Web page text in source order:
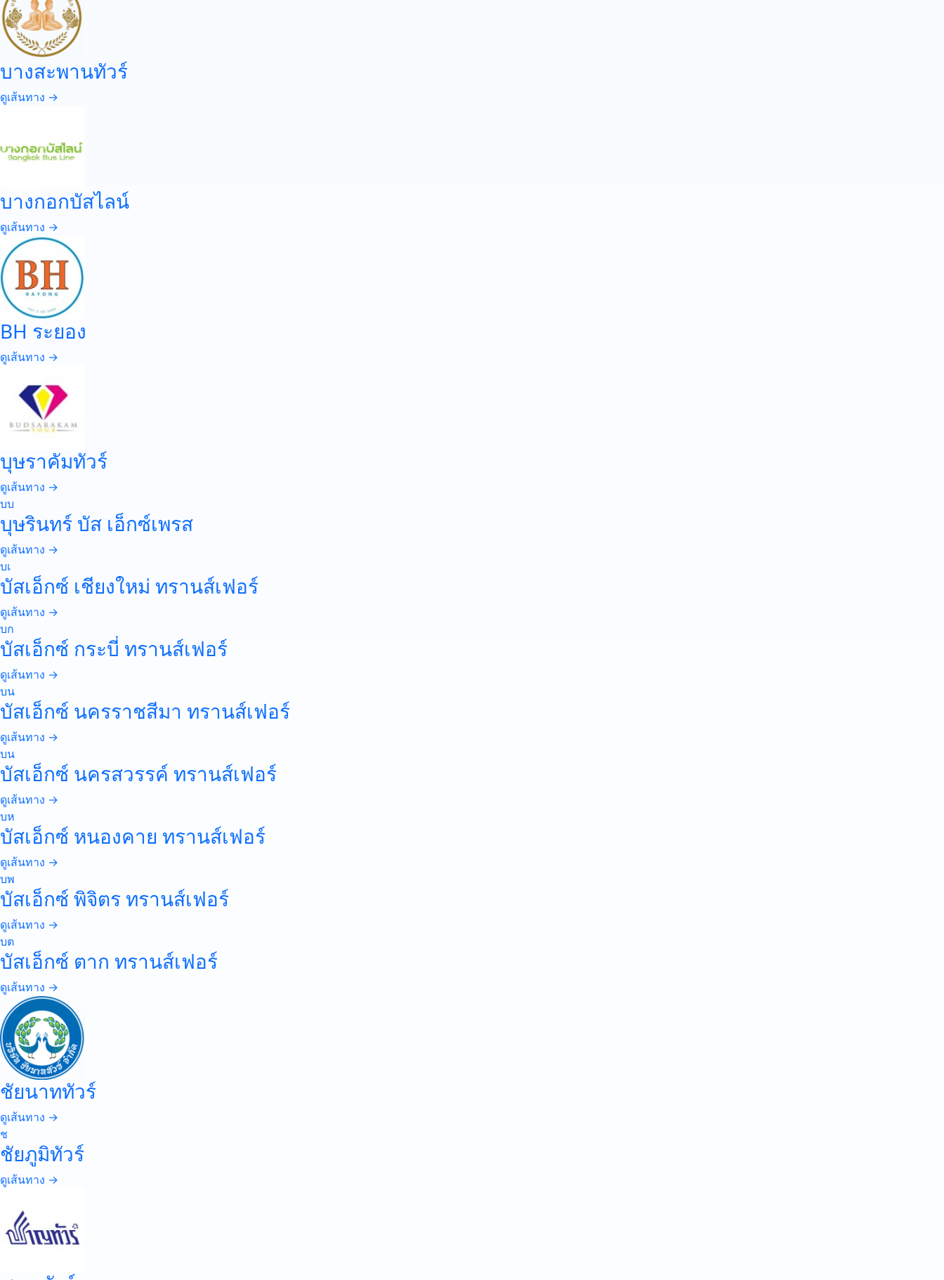
บางสะพานทัวร์
ดูเส้นทาง →
บางกอกบัสไลน์
ดูเส้นทาง →
BH ระยอง
ดูเส้นทาง →
บุษราคัมทัวร์
ดูเส้นทาง →
บบ
บุษรินทร์ บัส เอ็กซ์เพรส
ดูเส้นทาง →
บเ
บัสเอ็กซ์ เชียงใหม่ ทรานส์เฟอร์
ดูเส้นทาง →
บก
บัสเอ็กซ์ กระบี่ ทรานส์เฟอร์
ดูเส้นทาง →
บน
บัสเอ็กซ์ นครราชสีมา ทรานส์เฟอร์
ดูเส้นทาง →
บน
บัสเอ็กซ์ นครสวรรค์ ทรานส์เฟอร์
ดูเส้นทาง →
บห
บัสเอ็กซ์ หนองคาย ทรานส์เฟอร์
ดูเส้นทาง →
บพ
บัสเอ็กซ์ พิจิตร ทรานส์เฟอร์
ดูเส้นทาง →
บต
บัสเอ็กซ์ ตาก ทรานส์เฟอร์
ดูเส้นทาง →
ชัยนาททัวร์
ดูเส้นทาง →
ช
ชัยภูมิทัวร์
ดูเส้นทาง →